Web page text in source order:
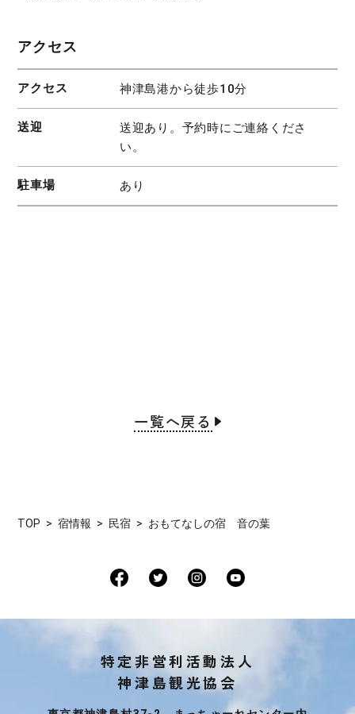
アクセス
アクセス 神津島港から徒歩10分
送迎
送迎あり。予約時にご連絡くださ
い。
駐車場 あり
一覧へ戻る
TOP 宿情報 民宿 おもてなしの宿 音の葉
特定非営利活動法人
神津島観光協会